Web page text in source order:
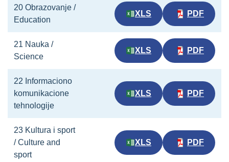
20 Obrazovanje /
Education
XLS PDF
21 Nauka /
Science
XLS PDF
22 Informaciono
komunikacione
tehnologije
XLS PDF
23 Kultura i sport
/ Culture and
sport
XLS PDF